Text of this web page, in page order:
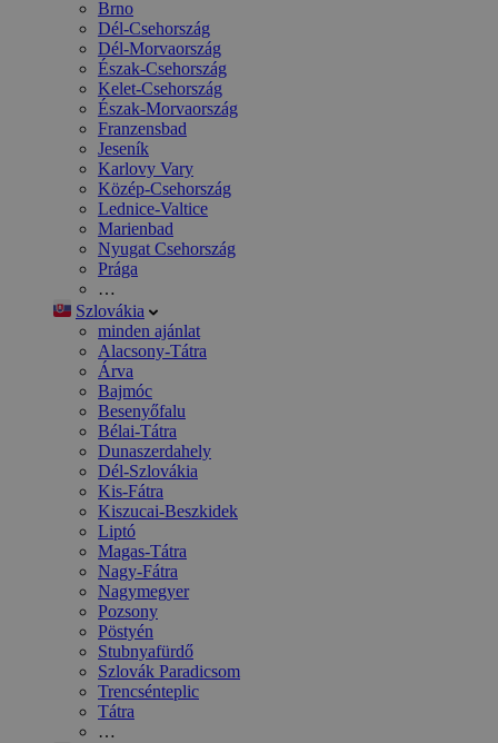
Brno
Dél-Csehország
Dél-Morvaország
Észak-Csehország
Kelet-Csehország
Észak-Morvaország
Franzensbad
Jeseník
Karlovy Vary
Közép-Csehország
Lednice-Valtice
Marienbad
Nyugat Csehország
Prága
…
Szlovákia
minden ajánlat
Alacsony-Tátra
Árva
Bajmóc
Besenyőfalu
Bélai-Tátra
Dunaszerdahely
Dél-Szlovákia
Kis-Fátra
Kiszucai-Beszkidek
Liptó
Magas-Tátra
Nagy-Fátra
Nagymegyer
Pozsony
Pöstyén
Stubnyafürdő
Szlovák Paradicsom
Trencsénteplic
Tátra
…